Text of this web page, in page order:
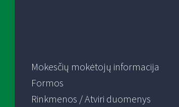
Mokesčių mokėtojų informacija
Formos
Rinkmenos / Atviri duomenys